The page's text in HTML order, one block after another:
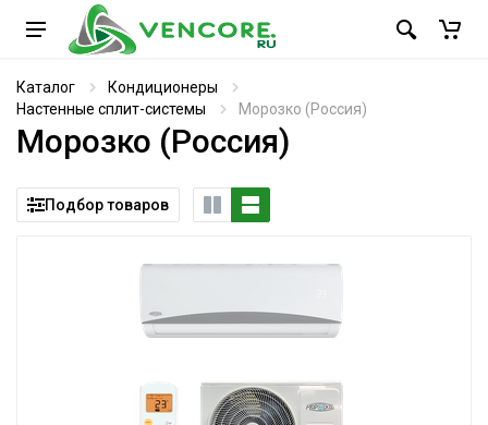
Каталог
Кондиционеры
Настенные сплит-системы
Морозко (Россия)
Морозко (Россия)
Подбор товаров